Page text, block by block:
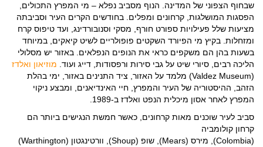
שבחוף הצפוני של המדינה. הנוף מסביב נפלא – מי המפרץ התכולים,
הפסגות המושלגות, קרחונים ומפלים. בחודשים הקרים העיר וסביבתה
מציעות שלל פעילויות ספורט חורף, מסקי וסנובורדינג, ועד טיפוס קרח
ומזחלות. בקיץ מי הפיורד השקטים פופולריים לשיט קיאקים, במיוחד
בשעות בהן הם משקפים כראי את הנופים הנפלאים. באזור יש מסלולי
הליכה רבים, סיורי שיט על גבי סירות ורפסודות, דייג ועוד. מוזיאון ואלדז
(Valdez Museum) מלמד על האזור, ציד התנינים באזור, ימי בהלת
הזהב, ההיסטוריה של העיר והמפרץ, חיי האינדיאנים, ומבצע ניקוי
המפרץ לאחר אסון מיכלית הנפט ואלדז ב-1989.
סביב לעיר שוכנים מאות קרחונים, כאשר חמשת הנגישים ביותר הם
קרחון קולומביה
(Colombia), מירס (Mears), שופ (Shoup), וורטינגטון (Warthington)